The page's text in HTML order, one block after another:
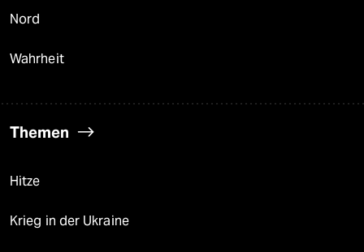
Nord
Wahrheit
Themen
Hitze
Krieg in der Ukraine